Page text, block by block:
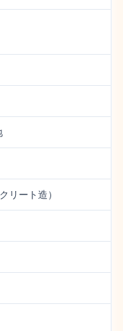
リート造）